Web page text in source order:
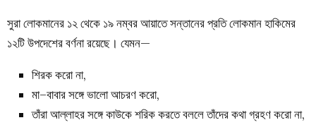
সুরা লোকমানের ১২ থেকে ১৯ নম্বর আয়াতে সন্তানের প্রতি লোকমান হাকিমের
১২টি উপদেশের বর্ণনা রয়েছে। যেমন—
শিরক করো না,
মা–বাবার সঙ্গে ভালো আচরণ করো,
তাঁরা আল্লাহর সঙ্গে কাউকে শরিক করতে বললে তাঁদের কথা গ্রহণ করো না,